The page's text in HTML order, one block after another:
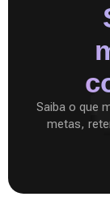
Saiba o que
metas,